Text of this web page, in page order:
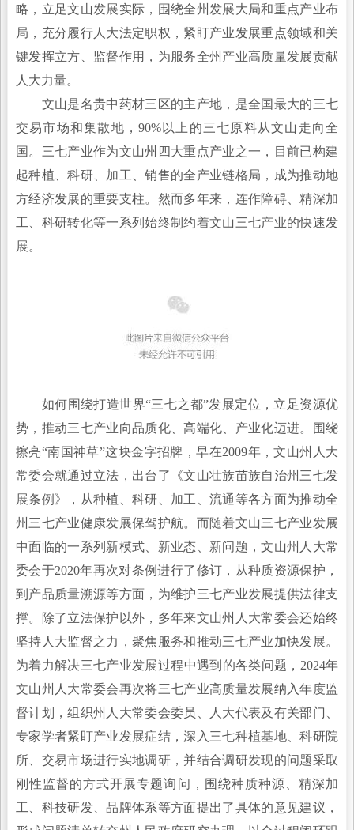
略，立足文山发展实际，围绕全州发展大局和重点产业布
局，充分履行人大法定职权，紧盯产业发展重点领域和关
键发挥立方、监督作用，为服务全州产业高质量发展贡献
人大力量。
文山是名贵中药材三区的主产地，是全国最大的三七
交易市场和集散地，90%以上的三七原料从文山走向全
国。三七产业作为文山州四大重点产业之一，目前已构建
起种植、科研、加工、销售的全产业链格局，成为推动地
方经济发展的重要支柱。然而多年来，连作障碍、精深加
工、科研转化等一系列始终制约着文山三七产业的快速发
展。
如何围绕打造世界“三七之都”发展定位，立足资源优
势，推动三七产业向品质化、高端化、产业化迈进。围绕
擦亮“南国神草”这块金字招牌，早在2009年，文山州人大
常委会就通过立法，出台了《文山壮族苗族自治州三七发
展条例》，从种植、科研、加工、流通等各方面为推动全
州三七产业健康发展保驾护航。而随着文山三七产业发展
中面临的一系列新模式、新业态、新问题，文山州人大常
委会于2020年再次对条例进行了修订，从种质资源保护，
到产品质量溯源等方面，为维护三七产业发展提供法律支
撑。除了立法保护以外，多年来文山州人大常委会还始终
坚持人大监督之力，聚焦服务和推动三七产业加快发展。
为着力解决三七产业发展过程中遇到的各类问题，2024年
文山州人大常委会再次将三七产业高质量发展纳入年度监
督计划，组织州人大常委会委员、人大代表及有关部门、
专家学者紧盯产业发展症结，深入三七种植基地、科研院
所、交易市场进行实地调研，并结合调研发现的问题采取
刚性监督的方式开展专题询问，围绕种质种源、精深加
工、科技研发、品牌体系等方面提出了具体的意见建议，